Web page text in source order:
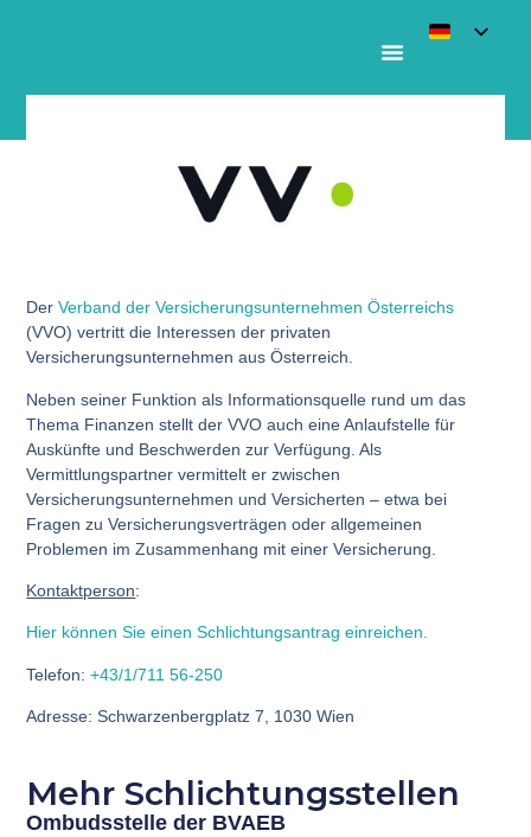
DerVerband der Versicherungsunternehmen Österreichs
(VVO) vertritt die Interessen der privaten
Versicherungsunternehmen aus Österreich.
Neben seiner Funktion als Informationsquelle rund um das
Thema Finanzen stellt der VVO auch eine Anlaufstelle für
Auskünfte und Beschwerden zur Verfügung. Als
Vermittlungspartner vermittelt er zwischen
Versicherungsunternehmen und Versicherten – etwa bei
Fragen zu Versicherungsverträgen oder allgemeinen
Problemen im Zusammenhang mit einer Versicherung.
Kontaktperson:
Hier können Sie einen Schlichtungsantrag einreichen.
Telefon:+43/1/711 56-250
Adresse: Schwarzenbergplatz 7, 1030 Wien
Mehr Schlichtungsstellen
Ombudsstelle der BVAEB